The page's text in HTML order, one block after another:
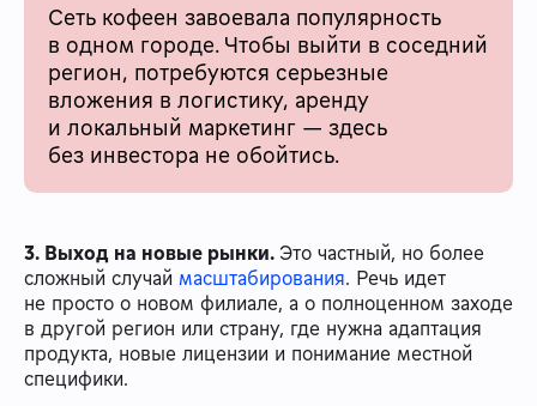
Сеть кофеен завоевала популярность
в одном городе. Чтобы выйти в соседний
регион, потребуются серьезные
вложения в логистику, аренду
и локальный маркетинг — здесь
без инвестора не обойтись.
3. Выход на новые рынки. Это частный, но более
сложный случай масштабирования. Речь идет
не просто о новом филиале, а о полноценном заходе
в другой регион или страну, где нужна адаптация
продукта, новые лицензии и понимание местной
специфики.